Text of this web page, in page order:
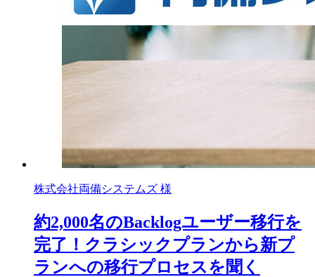
株式会社両備システムズ 様
約2,000名のBacklogユーザー移行を
完了！クラシックプランから新プ
ランへの移行プロセスを聞く